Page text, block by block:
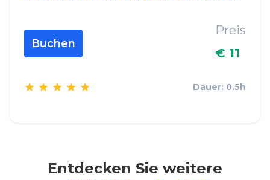
Buchen
Preis
€ 11
Dauer: 0.5h
Entdecken Sie weitere